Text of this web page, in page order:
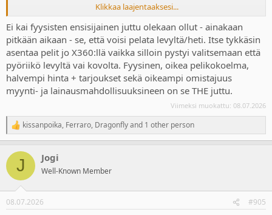
switch 2 taitaa jotkut pelit pyöriä suoraan kortilta? ei siis asennusta
tarvi. eli nintendoa sit fanittaan jos tuo asia on tärkeä
Klikkaa laajentaaksesi...
Ei kai fyysisten ensisijainen juttu olekaan ollut - ainakaan
pitkään aikaan - se, että voisi pelata levyltä/heti. Itse tykkäsin
asentaa pelit jo X360:llä vaikka silloin pystyi valitsemaan että
pyöriikö levyltä vai kovolta. Fyysinen, oikea pelikokoelma,
halvempi hinta + tarjoukset sekä oikeampi omistajuus
myynti- ja lainausmahdollisuuksineen on se THE juttu.
Viimeksi muokattu: 08.07.2026
R
e
c
i
s
kissanpoika, Ferraro, Dragonflyand 1 other person
J Jogi
Well-Known Member
08.07.2026 #905